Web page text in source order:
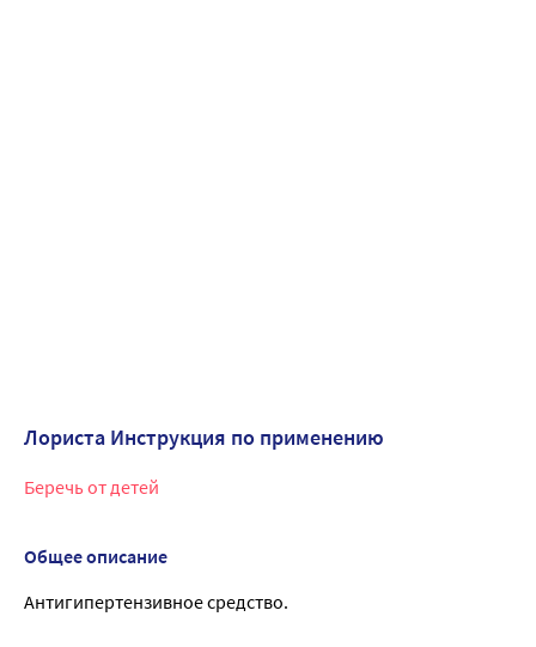
Лориста Инструкция по применению
Беречь от детей
Общее описание
Антигипертензивное средство.